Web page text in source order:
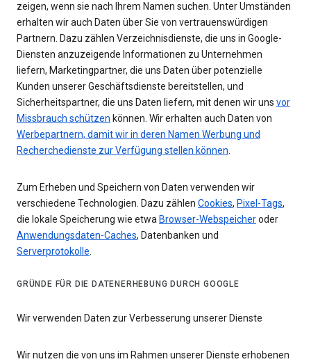
zeigen, wenn sie nach Ihrem Namen suchen. Unter Umständen
erhalten wir auch Daten über Sie von vertrauenswürdigen
Partnern. Dazu zählen Verzeichnisdienste, die uns in Google-
Diensten anzuzeigende Informationen zu Unternehmen
liefern, Marketingpartner, die uns Daten über potenzielle
Kunden unserer Geschäftsdienste bereitstellen, und
Sicherheitspartner, die uns Daten liefern, mit denen wir uns vor
Missbrauch schützen können. Wir erhalten auch Daten von
Werbepartnern, damit wir in deren Namen Werbung und
Recherchedienste zur Verfügung stellen können.
Zum Erheben und Speichern von Daten verwenden wir
verschiedene Technologien. Dazu zählen Cookies, Pixel-Tags,
die lokale Speicherung wie etwa Browser-Webspeicheroder
Anwendungsdaten-Caches, Datenbanken und
Serverprotokolle.
GRÜNDE FÜR DIE DATENERHEBUNG DURCH GOOGLE
Wir verwenden Daten zur Verbesserung unserer Dienste
Wir nutzen die von uns im Rahmen unserer Dienste erhobenen